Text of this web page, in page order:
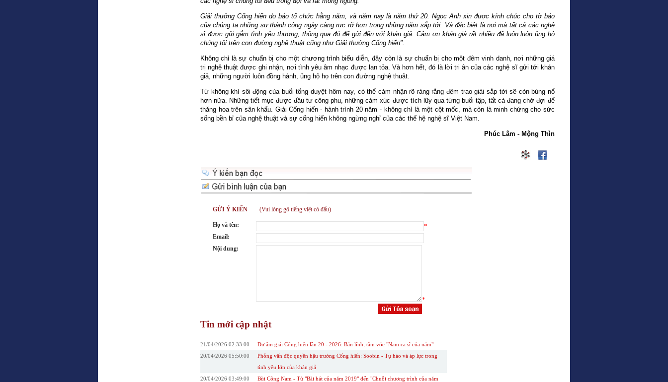
Giải thưởng Cống hiến do báo tổ chức hằng năm, và năm nay là năm thứ 20. Ngọc Anh xin được kính chúc cho tờ báo
của chúng ta những sự thành công ngày càng rực rỡ hơn trong những năm sắp tới. Và đặc biệt là nơi mà tất cả các nghệ
sĩ được gửi gắm tình yêu thương, thông qua đó để gửi đến với khán giả. Cảm ơn khán giả rất nhiều đã luôn luôn ủng hộ
chúng tôi trên con đường nghệ thuật cũng như Giải thưởng Cống hiến".
Không chỉ là sự chuẩn bị cho một chương trình biểu diễn, đây còn là sự chuẩn bị cho một đêm vinh danh, nơi những giá
trị nghệ thuật được ghi nhận, nơi tình yêu âm nhạc được lan tỏa. Và hơn hết, đó là lời tri ân của các nghệ sĩ gửi tới khán
giả, những người luôn đồng hành, ủng hộ họ trên con đường nghệ thuật.
Từ không khí sôi động của buổi tổng duyệt hôm nay, có thể cảm nhận rõ ràng rằng đêm trao giải sắp tới sẽ còn bùng nổ
hơn nữa. Những tiết mục được đầu tư công phu, những cảm xúc được tích lũy qua từng buổi tập, tất cả đang chờ đợi để
thăng hoa trên sân khấu. Giải Cống hiến - hành trình 20 năm - không chỉ là một cột mốc, mà còn là minh chứng cho sức
sống bền bỉ của nghệ thuật và sự cống hiến không ngừng nghỉ của các thế hệ nghệ sĩ Việt Nam.
Phúc Lâm - Mộng Thìn
GỬI Ý KIẾN (Vui lòng gõ tiếng việt có đấu)
Họ và tên: *
Email:
Nội dung:
*
Tin mới cập nhật
21/04/2026 02:33:00
Dư âm giải Cống hiến lần 20 - 2026: Bản lĩnh, tầm vóc "Nam ca sĩ của năm"
20/04/2026 05:50:00
Phỏng vấn độc quyền hậu trường Cống hiến: Soobin - Tự hào và áp lực trong
tình yêu lớn của khán giả
20/04/2026 03:49:00
Bùi Công Nam - Từ "Bài hát của năm 2019" đến "Chuỗi chương trình của năm